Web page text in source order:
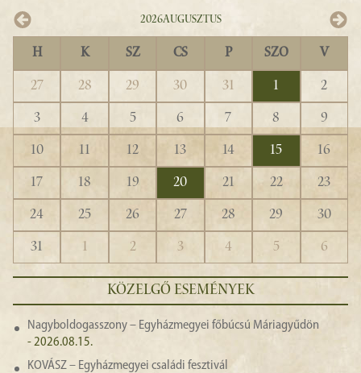
2026Augusztus
H K SZ CS P SZO V
27 28 29 30 31 1
2
3
4 5 6 7 8
9
10
11 12 13 14 15
16
17
18 19 20 21 22
23
24
25 26 27 28 29
30
31
1 2 3 4 5 6
KÖZELGŐ ESEMÉNYEK
Nagyboldogasszony – Egyházmegyei főbúcsú Máriagyűdön
- 2026.08.15.
KOVÁSZ – Egyházmegyei családi fesztivál